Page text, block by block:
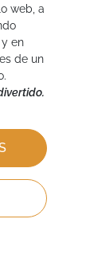
web, a
y en
de un